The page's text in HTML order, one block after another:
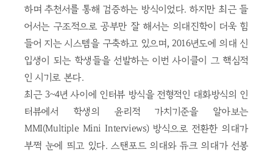
하며 추천서를 통해 검증하는 방식이었다. 하지만 최근 들
어서는 구조적으로 공부만 잘 해서는 의대진학이 더욱 힘
들어 지는 시스템을 구축하고 있으며, 2016년도에 의대 신
입생이 되는 학생들을 선발하는 이번 사이클이 그 핵심적
인 시기로 본다.
최근 3~4년 사이에 인터뷰 방식을 전형적인 대화방식의 인
터뷰에서 학생의 윤리적 가치기준을 알아보는
MMI(Multiple Mini Interviews) 방식으로 전환한 의대가
부쩍 눈에 띄고 있다. 스탠포드 의대와 듀크 의대가 선봉